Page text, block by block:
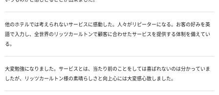
他のホテルでは考えられないサービスに感動した。人々がリピーターになる。お客の好みを英
語で入力し、全世界のリッツカールトンで顧客に合わせたサービスを提供する体制を備えてい
る。
大変勉強になりました。サービスとは、当たり前のことをしては喜ばれないのは分かっていま
したが、リッツカールトン様の素晴らしさと向上心には大変感心致しました。